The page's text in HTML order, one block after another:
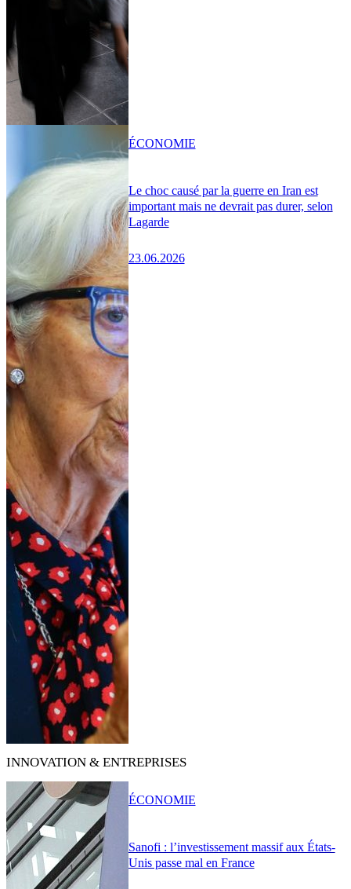
Le choc causé par la guerre en Iran est
important mais ne devrait pas durer, selon
Lagarde
23.06.2026
ÉCONOMIE
INNOVATION & ENTREPRISES
Sanofi : l’investissement massif aux États-
Unis passe mal en France
ÉCONOMIE